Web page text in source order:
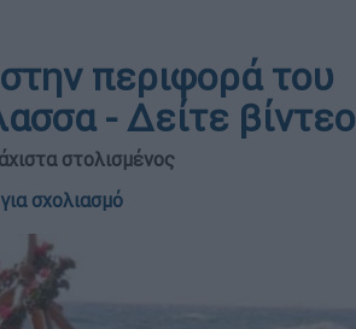
περιφορά του
- Δείτε βίντεο
στολισμένος
σχολιασμό